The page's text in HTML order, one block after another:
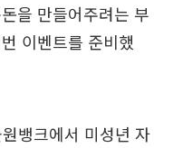
을 만들어주려는 부
이벤트를 준비했
뱅크에서 미성년 자